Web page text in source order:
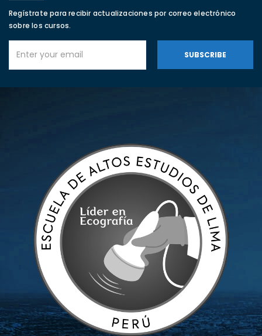
Regístrate para recibir actualizaciones por correo electrónico
sobre los cursos.
SUBSCRIBE